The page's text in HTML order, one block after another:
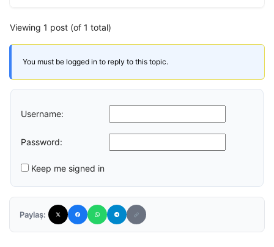
Viewing 1 post (of 1 total)
You must be logged in to reply to this topic.
Username:
Password:
Keep me signed in
Paylaş: